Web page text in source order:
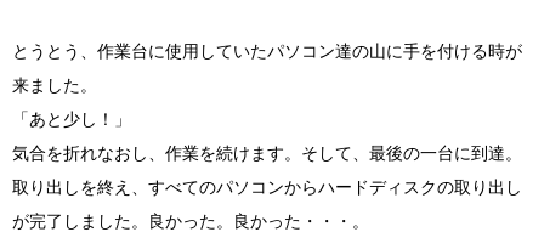
とうとう、作業台に使用していたパソコン達の山に手を付ける時が
来ました。
「あと少し！」
気合を折れなおし、作業を続けます。そして、最後の一台に到達。
取り出しを終え、すべてのパソコンからハードディスクの取り出し
が完了しました。良かった。良かった・・・。